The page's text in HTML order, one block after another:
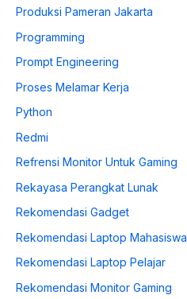
Produksi Pameran Jakarta
Programming
Prompt Engineering
Proses Melamar Kerja
Python
Redmi
Refrensi Monitor Untuk Gaming
Rekayasa Perangkat Lunak
Rekomendasi Gadget
Rekomendasi Laptop Mahasiswa
Rekomendasi Laptop Pelajar
Rekomendasi Monitor Gaming